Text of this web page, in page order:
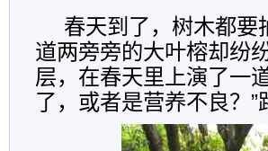
春天到了，树木都要
道两旁旁的大叶榕却纷
层，在春天里上演了一
了，或者是营养不良？